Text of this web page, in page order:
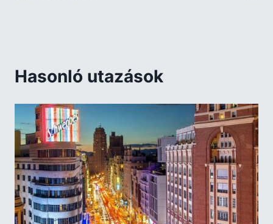
Hasonló utazások